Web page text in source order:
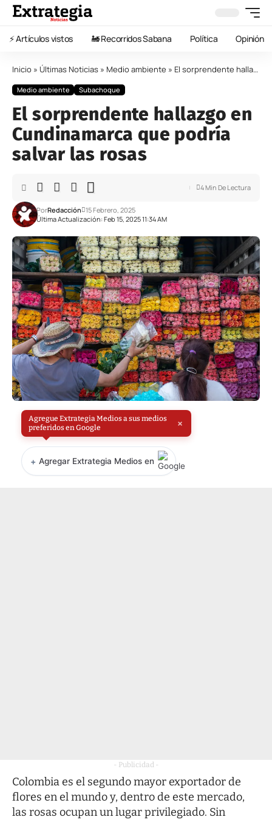
⚡️ Artículos vistos 🚂 Recorridos Sabana Política Opinión
Inicio » Últimas Noticias » Medio ambiente » El sorprendente hallazgo en Cundinamarca que podría salvar las rosas
Medio ambiente Subachoque
El sorprendente hallazgo en
Cundinamarca que podría
salvar las rosas
Última Actualización: Feb 15, 2025 11:34 AM
PorRedacción 15 Febrero, 2025
4 Min De Lectura
Agregue Extrategia Medios a sus medios
preferidos en Google
×
+ Agregar Extrategia Medios en
- Publicidad -
Colombia es el segundo mayor exportador de
flores en el mundo y, dentro de este mercado,
las rosas ocupan un lugar privilegiado. Sin